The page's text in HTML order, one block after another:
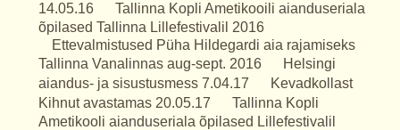
14.05.16
Tallinna Kopli Ametikooili aianduseriala
õpilased Tallinna Lillefestivalil 2016
Ettevalmistused Püha Hildegardi aia rajamiseks
Tallinna Vanalinnas aug-sept. 2016
Helsingi
aiandus- ja sisustusmess 7.04.17
Kevadkollast
Kihnut avastamas 20.05.17
Tallinna Kopli
Ametikooli aianduseriala õpilased Lillefestivalil